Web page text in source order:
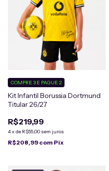
Kit Infantil Borussia Dortmund
Titular 26/27
R$219,99
4x de R$55,00 sem juros
COMPRE 3 E PAGUE 2
R$208,99 com Pix